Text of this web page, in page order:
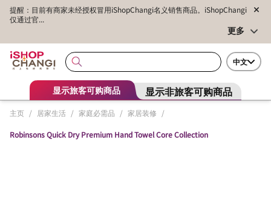
提醒：目前有商家未经授权冒用iShopChangi名义销售商品。iShopChangi
仅通过官...
更多
中文
显示旅客可购商品 显示非旅客可购商品
主页 / 居家生活 / 家庭必需品 / 家居装修 /
Robinsons Quick Dry Premium Hand Towel Core Collection